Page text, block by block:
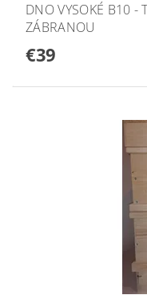
DNO VYSOKÉ B10 -
ZÁBRANOU
€39